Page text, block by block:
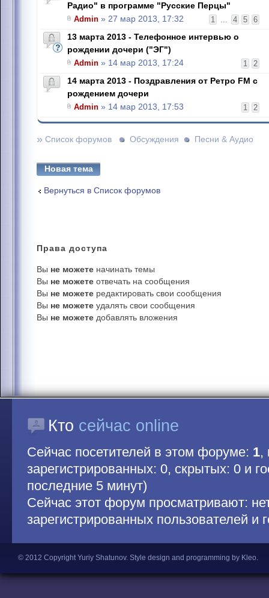
Радио" в программе "Русские Перцы"
1 ... 4 5 6
Admin » 27 мар 2013, 17:32
13 марта 2013 - Телефонное интервью о
рождении дочери ("ЭГ")
1 2
Admin » 14 мар 2013, 17:24
14 марта 2013 - Поздравления от Ретро FM с
рождением дочери
1 2
Admin » 14 мар 2013, 17:53
» Список форумов Обсуждения Песни & Аудио
Новая тема
Вернуться в Список форумов
Права доступа
Вы не можете начинать темы
Вы не можете отвечать на сообщения
Вы не можете редактировать свои сообщения
Вы не можете удалять свои сообщения
Вы не можете добавлять вложения
Кто сейчас online
Сейчас посетителей в этом форуме: 1,
зарегистрированных: 0, скрытых: 0 и
последние 5 минут)
Сейчас этот форум просматривают:
зарегистрированных пользователей и
© 2012 Copyright Yuriy Shatunov. Style design and programming by Kleo.